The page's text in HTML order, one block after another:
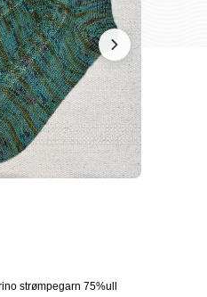
strømpegarn 75%ull